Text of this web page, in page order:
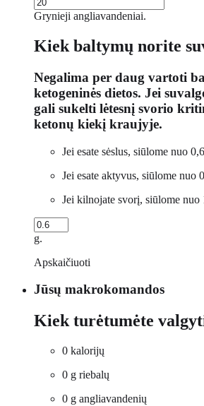
Grynieji angliavandeniai.
Kiek baltymų norite
Negalima per daug vartoti
ketogeninės dietos. Jei
gali sukelti lėtesnį svorio
ketonų kiekį kraujyje.
Jei esate sėslus, siūlome nuo
Jei esate aktyvus, siūlome nuo
Jei kilnojate svorį, siūlome
g.
Apskaičiuoti
Jūsų makrokomandos
Kiek turėtumėte
0 kalorijų
0 g riebalų
0 g angliavandenių